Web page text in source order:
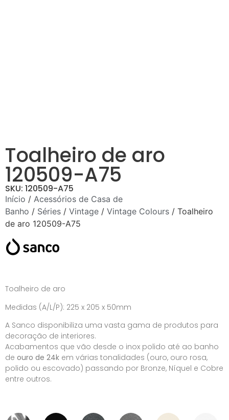
Toalheiro de aro
120509-A75
SKU: 120509-A75
Início / Acessórios de Casa de
Banho / Séries / Vintage / Vintage Colours / Toalheiro
de aro 120509-A75
Toalheiro de aro
Medidas (A/L/P): 225 x 205 x 50mm
A Sanco disponibiliza uma vasta gama de produtos para
decoração de interiores.
Acabamentos que vão desde o inox polido até ao banho
de ouro de 24k em várias tonalidades (ouro, ouro rosa,
polido ou escovado) passando por Bronze, Níquel e Cobre
entre outros.